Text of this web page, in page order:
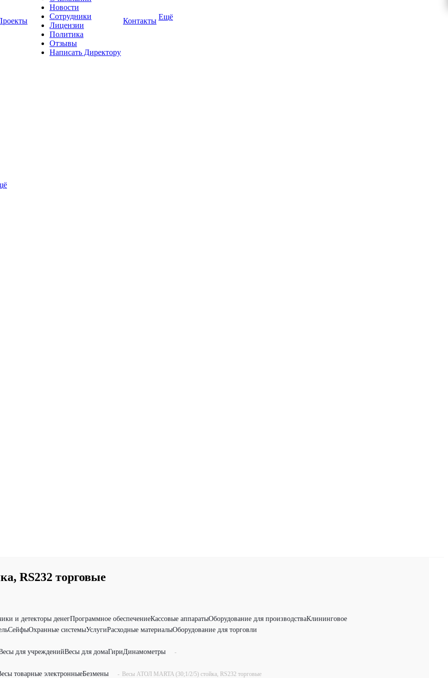
Новости
Сотрудники
Лицензии
Политика
Отзывы
Написать Директору
Контакты Ещё
RS232 торговые
и детекторы денегПрограммное обеспечениеКассовые аппаратыОборудование для производстваКлининговое
СейфыОхранные системыУслугиРасходные материалыОборудование для торговли
для учрежденийВесы для домаГириДинамометры
-
товарные электронныеБезмены - Весы АТОЛ MARTA (30;1/2/5) стойка, RS232 торговые